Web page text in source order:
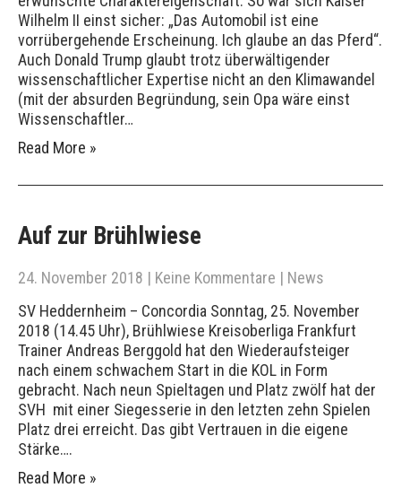
Wilhelm II einst sicher: „Das Automobil ist eine
vorrübergehende Erscheinung. Ich glaube an das Pferd“.
Auch Donald Trump glaubt trotz überwältigender
wissenschaftlicher Expertise nicht an den Klimawandel
(mit der absurden Begründung, sein Opa wäre einst
Wissenschaftler…
Read More »
Auf zur Brühlwiese
24. November 2018 | Keine Kommentare | News
SV Heddernheim – Concordia Sonntag, 25. November
2018 (14.45 Uhr), Brühlwiese Kreisoberliga Frankfurt
Trainer Andreas Berggold hat den Wiederaufsteiger
nach einem schwachem Start in die KOL in Form
gebracht. Nach neun Spieltagen und Platz zwölf hat der
SVH mit einer Siegesserie in den letzten zehn Spielen
Platz drei erreicht. Das gibt Vertrauen in die eigene
Stärke….
Read More »